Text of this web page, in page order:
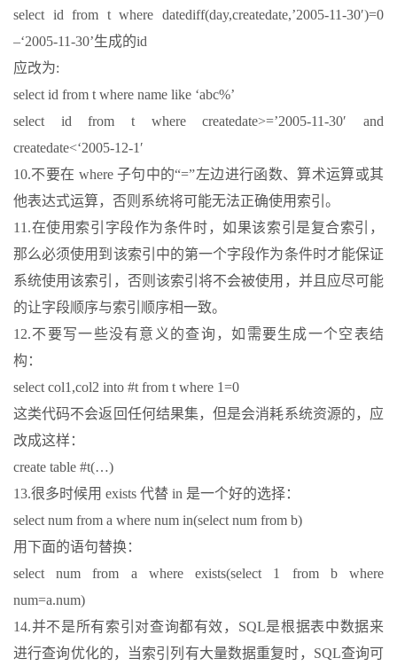
select id from t where datediff(day,createdate,’2005-11-30′)=0
–‘2005-11-30’生成的id
应改为:
select id from t where name like ‘abc%’
select id from t where createdate>=’2005-11-30′ and
createdate<‘2005-12-1′
10.不要在 where 子句中的“=”左边进行函数、算术运算或其
他表达式运算，否则系统将可能无法正确使用索引。
11.在使用索引字段作为条件时，如果该索引是复合索引，
那么必须使用到该索引中的第一个字段作为条件时才能保证
系统使用该索引，否则该索引将不会被使用，并且应尽可能
的让字段顺序与索引顺序相一致。
12.不要写一些没有意义的查询，如需要生成一个空表结
构：
select col1,col2 into #t from t where 1=0
这类代码不会返回任何结果集，但是会消耗系统资源的，应
改成这样：
create table #t(…)
13.很多时候用 exists 代替 in 是一个好的选择：
select num from a where num in(select num from b)
用下面的语句替换：
select num from a where exists(select 1 from b where
num=a.num)
14.并不是所有索引对查询都有效，SQL是根据表中数据来
进行查询优化的，当索引列有大量数据重复时，SQL查询可